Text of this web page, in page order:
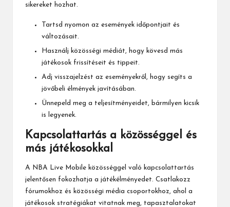
sikereket hozhat.
Tartsd nyomon az események időpontjait és
változásait.
Használj közösségi médiát, hogy kövesd más
játékosok frissítéseit és tippeit.
Adj visszajelzést az eseményekről, hogy segíts a
jövőbeli élmények javításában.
Ünnepeld meg a teljesítményeidet, bármilyen kicsik
is legyenek.
Kapcsolattartás a közösséggel és
más játékosokkal
A NBA Live Mobile közösséggel való kapcsolattartás
jelentősen fokozhatja a játékélményedet. Csatlakozz
fórumokhoz és közösségi média csoportokhoz, ahol a
játékosok stratégiákat vitatnak meg, tapasztalatokat